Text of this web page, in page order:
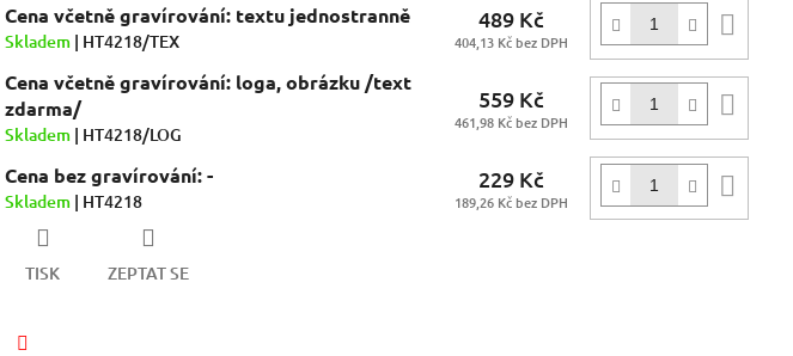
Cena včetně gravírování: textu jednostranně
Skladem | HT4218/TEX
489 Kč
404,13 Kč bez DPH
Cena včetně gravírování: loga, obrázku /text
zdarma/
Skladem | HT4218/LOG
559 Kč
461,98 Kč bez DPH
Cena bez gravírování: -
Skladem | HT4218
229 Kč
189,26 Kč bez DPH
TISK ZEPTAT SE